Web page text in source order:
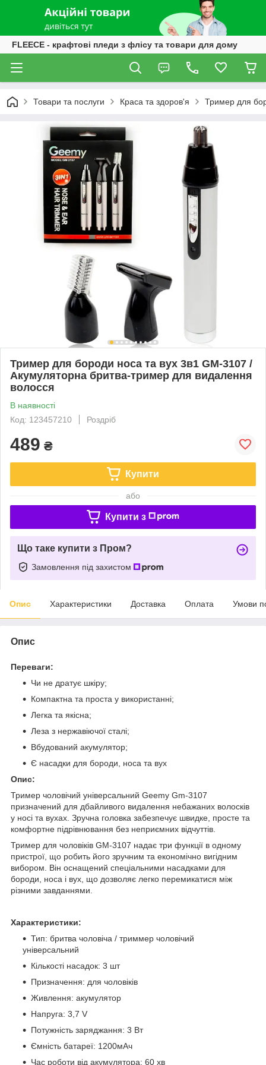
FLEECE - крафтові пледи з флісу та товари для дому
Товари та послуги Краса та здоров'я Тример для
Тример для бороди носа та вух 3в1 GM-3107 /
Акумуляторна бритва-тример для видалення
волосся
В наявності
Код: 123457210
Роздріб
489 ₴
Купити
або
Купити з
Що таке купити з Пром?
Замовлення під захистом
Опис Характеристики Доставка Оплата Умови
Опис
Переваги:
Чи не дратує шкіру;
Компактна та проста у використанні;
Легка та якісна;
Леза з нержавіючої сталі;
Вбудований акумулятор;
Є насадки для бороди, носа та вух
Опис:
Тример чоловічий універсальний Geemy Gm-3107
призначений для дбайливого видалення небажаних волосків
у носі та вухах. Зручна головка забезпечує швидке, просте та
комфортне підрівнювання без неприємних відчуттів.
Тример для чоловіків GM-3107 надає три функції в одному
пристрої, що робить його зручним та економічно вигідним
вибором. Він оснащений спеціальними насадками для
бороди, носа і вух, що дозволяє легко перемикатися між
різними завданнями.
Характеристики:
Тип: бритва чоловіча / триммер чоловічий
універсальний
Кількості насадок: 3 шт
Призначення: для чоловіків
Живлення: акумулятор
Напруга: 3,7 V
Потужність заряджання: 3 Вт
Ємність батареї: 1200мАч
Час роботи від акумулятора: 60 хв